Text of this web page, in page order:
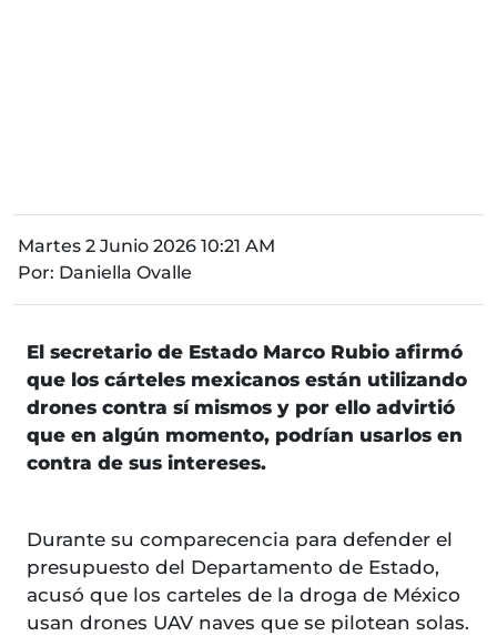
Martes 2 Junio 2026 10:21 AM
Por: Daniella Ovalle
El secretario de Estado Marco Rubio afirmó
que los cárteles mexicanos están utilizando
drones contra sí mismos y por ello advirtió
que en algún momento, podrían usarlos en
contra de sus intereses.
Durante su comparecencia para defender el
presupuesto del Departamento de Estado,
acusó que los carteles de la droga de México
usan drones UAV naves que se pilotean solas.